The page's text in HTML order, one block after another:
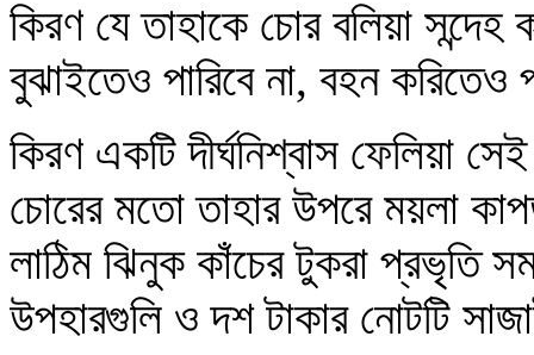
কিরণ যে তাহাকে চোর বলিয়া
বুঝাইতেও পারিবে না, বহন করিতেও
কিরণ একটি দীর্ঘনিশ্বাস ফেলিয়া
চোরের মতো তাহার উপরে ময়লা
লাঠিম ঝিনুক কাঁচের টুকরা প্রভৃতি
উপহারগুলি ও দশ টাকার নোটটি